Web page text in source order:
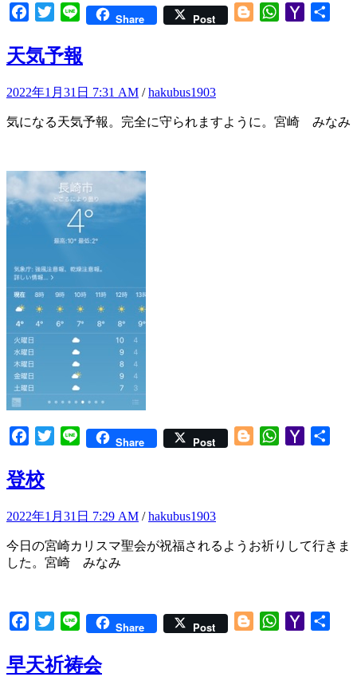
Facebook
TwitterLine Share Post BloggerWhatsApp
Yahoo
天気予報
2022年1月31日 7:31 AM /hakubus1903
気になる天気予報。完全に守られますように。宮崎 みなみ
Facebook
TwitterLine Share Post BloggerWhatsApp
Yahoo
登校
2022年1月31日 7:29 AM /hakubus1903
今日の宮崎カリスマ聖会が祝福されるようお祈りして行きま
した。宮崎 みなみ
Facebook
TwitterLine Share Post BloggerWhatsApp
Yahoo
早天祈祷会